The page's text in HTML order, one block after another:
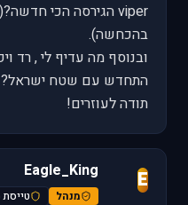
בהכחשה).
התחדש עם שטח ישראל?
תודה לעוזרים!
E
Eagle_King
מנהל
טייסת 106 חוד החנית